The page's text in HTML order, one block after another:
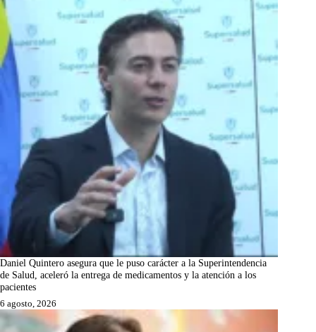
Daniel Quintero asegura que le puso carácter a la Superintendencia
de Salud, aceleró la entrega de medicamentos y la atención a los
pacientes
6 agosto, 2026